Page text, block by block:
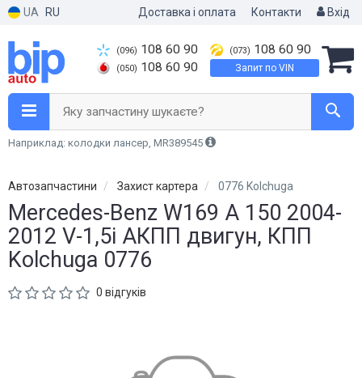
UA RU Доставка і оплата Контакти Вхід
(096) 108 60 90
(050) 108 60 90
(073) 108 60 90
Запит по VIN
Яку запчастину шукаєте?
Наприклад: колодки лансер, MR389545
Автозапчастини Захист картера 0776 Kolchuga
Mercedes-Benz W169 А 150 2004-
2012 V-1,5i АКПП двигун, КПП
Kolchuga 0776
0 відгуків